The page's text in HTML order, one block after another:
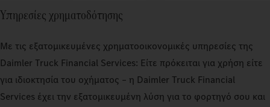
Υπηρεσίες χρηματοδότησης
Με τις εξατομικευμένες χρηματοοικονομικές υπηρεσίες της
Daimler Truck Financial Services: Είτε πρόκειται για χρήση είτε
για ιδιοκτησία του οχήματος – η Daimler Truck Financial
Services έχει την εξατομικευμένη λύση για το φορτηγό σου και